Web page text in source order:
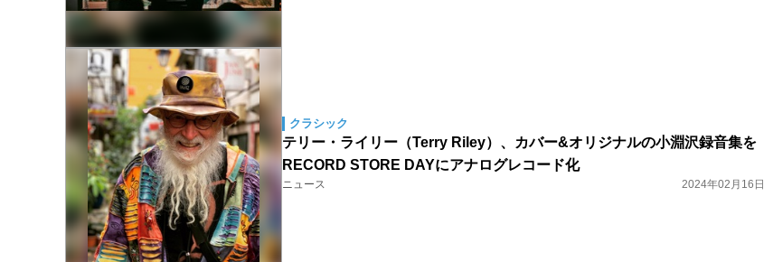
クラシック
テリー・ライリー（Terry Riley）、カバー&オリジナルの小淵沢録音集を
RECORD STORE DAYにアナログレコード化
ニュース 2024年02月16日